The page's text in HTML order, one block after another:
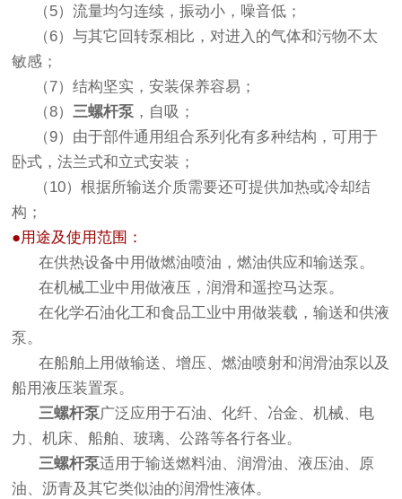
（5）流量均匀连续，振动小，噪音低；
（6）与其它回转泵相比，对进入的气体和污物不太
敏感；
（7）结构坚实，安装保养容易；
（8）三螺杆泵 ，自吸；
（9）由于部件通用组合系列化有多种结构，可用于
卧式，法兰式和立式安装；
（10）根据所输送介质需要还可提供加热或冷却结
构；
●用途及使用范围：
在供热设备中用做燃油喷油，燃油供应和输送泵。
在机械工业中用做液压，润滑和遥控马达泵。
在化学石油化工和食品工业中用做装载，输送和供液
泵。
在船舶上用做输送、增压、燃油喷射和润滑油泵以及
船用液压装置泵。
三螺杆泵广泛应用于石油、化纤、冶金、机械、电
力、机床、船舶、玻璃、公路等各行各业。
三螺杆泵适用于输送燃料油、润滑油、液压油、原
油、沥青及其它类似油的润滑性液体。